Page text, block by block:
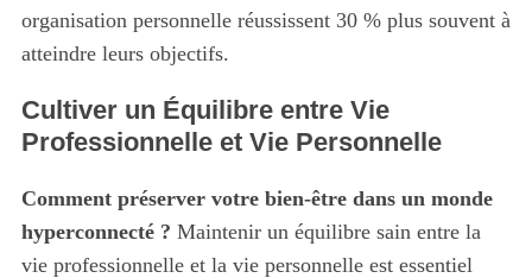
organisation personnelle réussissent 30 % plus souvent à
atteindre leurs objectifs.
Cultiver un Équilibre entre Vie
Professionnelle et Vie Personnelle
Comment préserver votre bien-être dans un monde
hyperconnecté ? Maintenir un équilibre sain entre la
vie professionnelle et la vie personnelle est essentiel